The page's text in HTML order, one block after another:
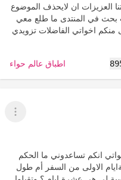
العزيزات ان لايحذف الموضوع
بحث في المنتدى ما طلع معي
اخواتي الفاضلات تزويدي
اطباق عالم حواء
عرض
انكم تساعدوني ما الحكم
الاولى من السفر أم طول